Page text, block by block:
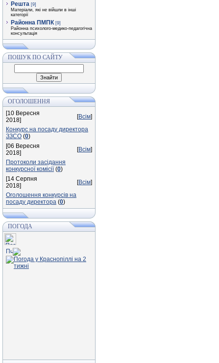
Решта [9]
Матеріали, які не війшли в інші
категорії
Районна ПМПК [9]
Районна психолого-медико-педагогічна
консультація
ПОШУК ПО САЙТУ
ОГОЛОШЕННЯ
[10 Вересня
2018]
[Всім]
Конкурс на посаду директора
ЗЗСО (0)
[06 Вересня
2018]
[Всім]
Протоколи засідання
конкурсної комісії (0)
[14 Серпня
2018]
[Всім]
Оголошення конкурсів на
посаду директора (0)
ПОГОДА